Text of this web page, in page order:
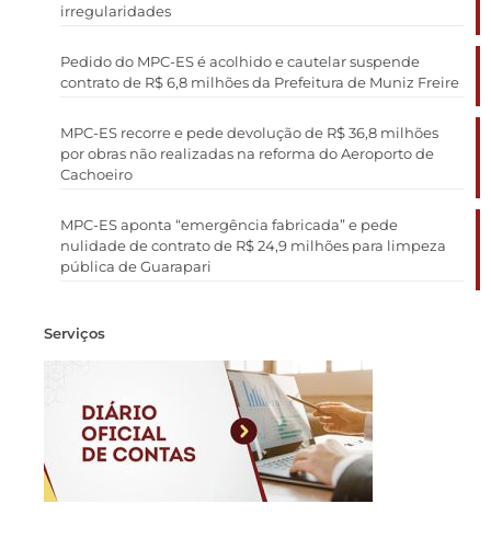
irregularidades
Pedido do MPC-ES é acolhido e cautelar suspende
contrato de R$ 6,8 milhões da Prefeitura de Muniz Freire
MPC-ES recorre e pede devolução de R$ 36,8 milhões
por obras não realizadas na reforma do Aeroporto de
Cachoeiro
MPC-ES aponta “emergência fabricada” e pede
nulidade de contrato de R$ 24,9 milhões para limpeza
pública de Guarapari
Serviços